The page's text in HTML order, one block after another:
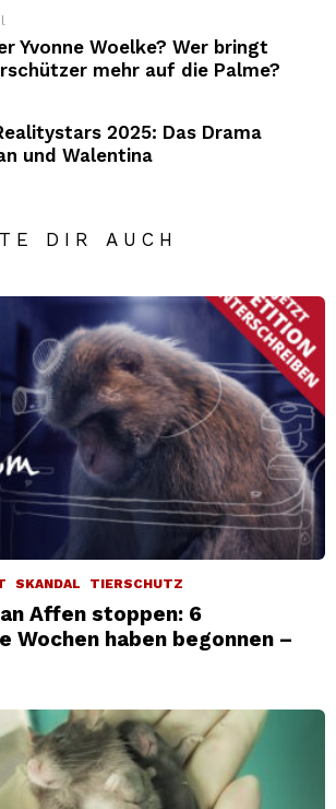
Yvonne Woelke? Wer bringt
mehr auf die Palme?
2025: Das Drama
und Walentina
DIR AUCH
SKANDAL TIERSCHUTZ
Affen stoppen: 6
Wochen haben begonnen –